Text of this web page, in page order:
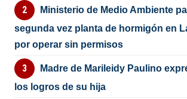
Ministerio de Medio Ambiente
segunda vez planta de hormigón en
por operar sin permisos
Madre de Marileidy Paulino
los logros de su hija